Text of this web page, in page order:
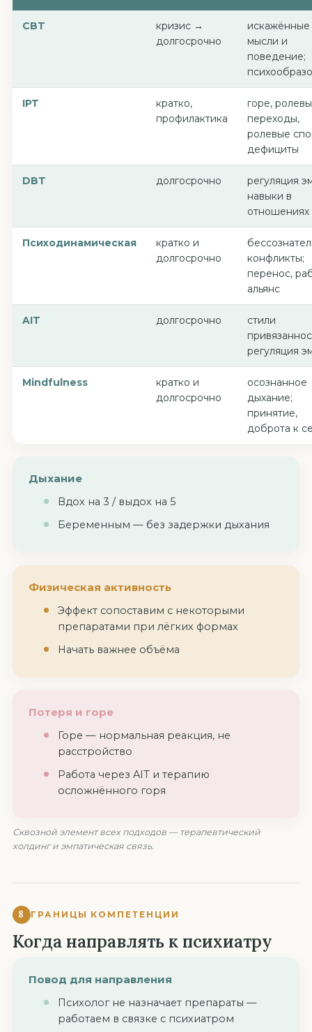
CBT
кризис →
долгосрочно
искажённые
мысли и
поведение;
IPT
кратко,
профилактика
горе,
переходы,
ролевые
дефициты
DBT долгосрочно
регуляция
навыки в
отношениях
Психодинамическая
кратко и
долгосрочно
конфликты;
перенос,
альянс
AIT долгосрочно
стили
регуляция
Mindfulness
кратко и
долгосрочно
осознанное
дыхание;
принятие,
доброта к
Дыхание
Вдох на 3 / выдох на 5
Беременным — без задержки дыхания
Физическая активность
Эффект сопоставим с некоторыми
препаратами при лёгких формах
Начать важнее объёма
Потеря и горе
Горе — нормальная реакция, не
расстройство
Работа через AIT и терапию
осложнённого горя
Сквозной элемент всех подходов — терапевтический
холдинг и эмпатическая связь.
8 ГРАНИЦЫ КОМПЕТЕНЦИИ
Когда направлять к психиатру
Повод для направления
Психолог не назначает препараты —
работаем в связке с психиатром